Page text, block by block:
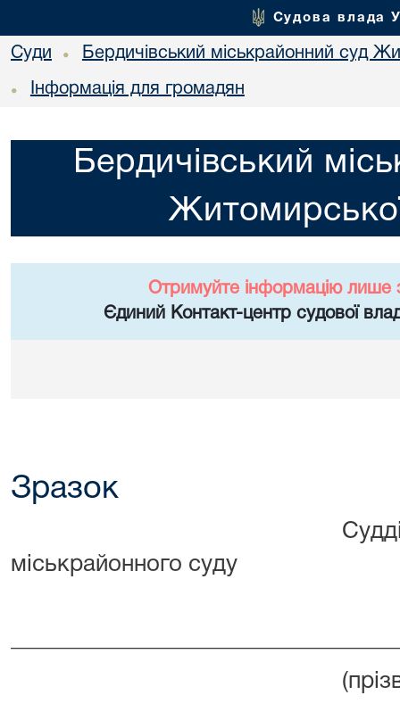
Судова влада
Суди • Бердичівський міськрайонний суд
• Інформація для громадян
Бердичівський
Отримуйте інформацію лише
Єдиний Контакт-центр судової
Зразок
Судді
міськрайонного суду
(прізвище, ім’я,